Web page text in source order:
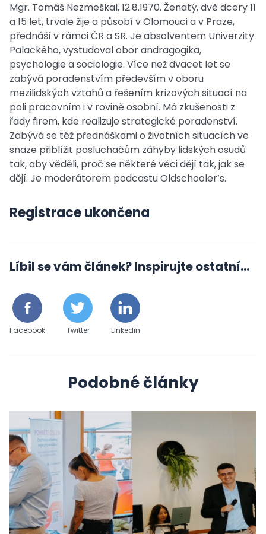
Mgr. Tomáš Nezmeškal, 12.8.1970. Ženatý, dvě dcery 11
a 15 let, trvale žije a působí v Olomouci a v Praze,
přednáší v rámci ČR a SR. Je absolventem Univerzity
Palackého, vystudoval obor andragogika,
psychologie a sociologie. Více než dvacet let se
zabývá poradenstvím především v oboru
mezilidských vztahů a řešením krizových situací na
poli pracovním i v rovině osobní. Má zkušenosti z
řady firem, kde realizuje strategické poradenství.
Zabývá se též přednáškami o životních situacích ve
snaze přiblížit posluchačům záhyby lidských osudů
tak, aby věděli, proč se některé věci dějí tak, jak se
dějí. Je moderátorem podcastu Oldschooler‘s.
Registrace ukončena
Líbil se vám článek? Inspirujte ostatní...
Facebook Twitter Linkedin
Podobné články